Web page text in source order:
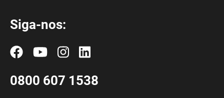
Siga-nos:
0800 607 1538